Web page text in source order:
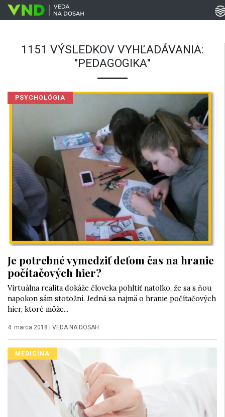
1151 VÝSLEDKOV VYHĽADÁVANIA:
"PEDAGOGIKA"
PSYCHOLÓGIA
Je potrebné vymedziť deťom čas na hranie
počítačových hier?
Virtuálna realita dokáže človeka pohltiť natoľko, že sa s ňou
napokon sám stotožní. Jedná sa najmä o hranie počítačových
hier, ktoré môže...
4. marca 2018 | VEDA NA DOSAH
MEDICÍNA